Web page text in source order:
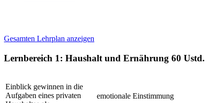
Gesamten Lehrplan anzeigen
Lernbereich 1: Haushalt und Ernährung 60 Ustd.
Einblick gewinnen in die
Aufgaben eines privaten
emotionale Einstimmung